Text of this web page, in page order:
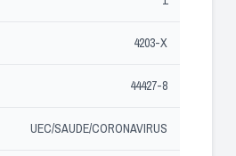
4203-X
44427-8
UEC/SAUDE/CORONAVIRUS